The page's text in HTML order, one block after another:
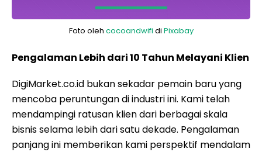
Foto oleh cocoandwifi di Pixabay
Pengalaman Lebih dari 10 Tahun Melayani Klien
DigiMarket.co.id bukan sekadar pemain baru yang
mencoba peruntungan di industri ini. Kami telah
mendampingi ratusan klien dari berbagai skala
bisnis selama lebih dari satu dekade. Pengalaman
panjang ini memberikan kami perspektif mendalam